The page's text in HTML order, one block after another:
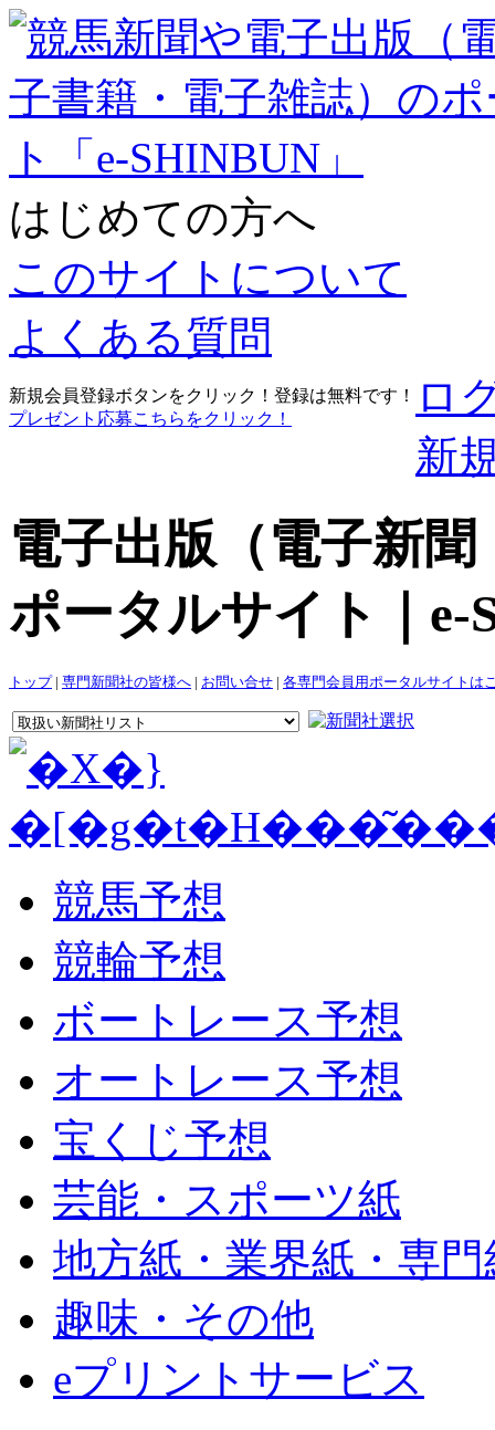
はじめての方へ
このサイトについて
よくある質問
新規会員登録ボタンをクリック！登録は無料です！
プレゼント応募こちらをクリック！
ロ
新
電子出版（電子新
ポータルサイト｜e-
トップ| 専門新聞社の皆様へ | お問い合せ | 各専門会員用ポータルサイトは
競馬予想
競輪予想
ボートレース予想
オートレース予想
宝くじ予想
芸能・スポーツ紙
地方紙・業界紙・専門
趣味・その他
eプリントサービス